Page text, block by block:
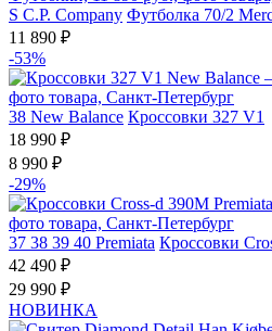
S C.P. Company Футболка 70/2
11 890 ₽
-53%
38 New Balance Кроссовки 327 V1
18 990 ₽
8 990 ₽
-29%
37 38 39 40 Premiata Кроссовки
42 490 ₽
29 990 ₽
НОВИНКА